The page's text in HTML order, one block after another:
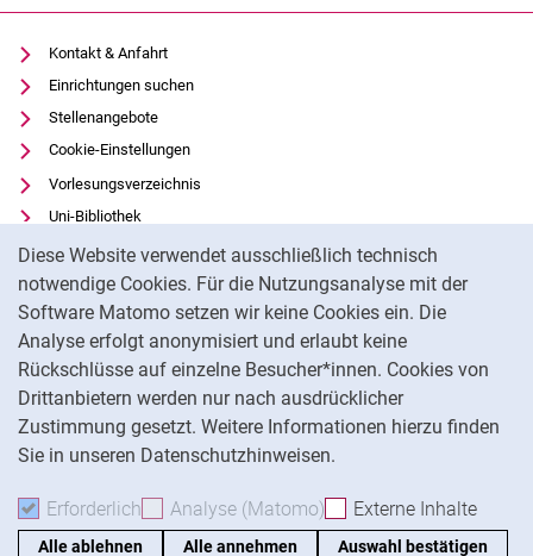
Diese Website verwendet ausschließlich technisch
notwendige Cookies. Für die Nutzungsanalyse mit der
Software Matomo setzen wir keine Cookies ein. Die
Analyse erfolgt anonymisiert und erlaubt keine
Rückschlüsse auf einzelne Besucher*innen. Cookies von
Drittanbietern werden nur nach ausdrücklicher
Zustimmung gesetzt. Weitere Informationen hierzu finden
Sie in unseren Datenschutzhinweisen.
Erforderlich Erforderliche Cookies akzeptieren
Analyse (Matomo) Analyse-Cookies
Externe Inhalte
Alle ablehnen Alle annehmen Auswahl bestätigen
Kontakt & Anfahrt
Einrichtungen suchen
Stellenangebote
Cookie-Einstellungen
Vorlesungsverzeichnis
Uni-Bibliothek
Moodle
Panopto
Datenschutz
Barrierefreiheit
Transparenter KI-Einsatz